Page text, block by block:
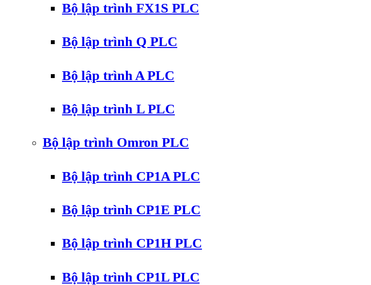
Bộ lập trình FX1S PLC
Bộ lập trình Q PLC
Bộ lập trình A PLC
Bộ lập trình L PLC
Bộ lập trình Omron PLC
Bộ lập trình CP1A PLC
Bộ lập trình CP1E PLC
Bộ lập trình CP1H PLC
Bộ lập trình CP1L PLC